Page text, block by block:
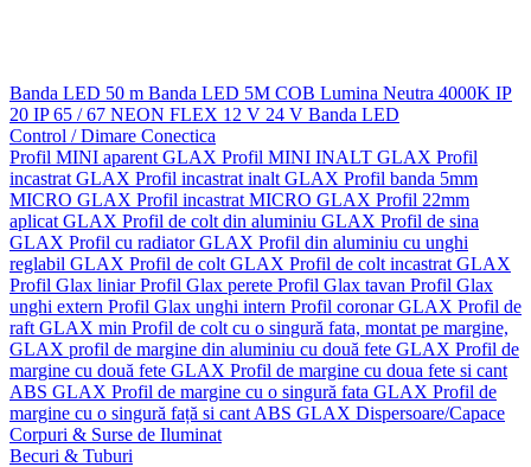
Banda LED 50 m Banda LED 5M COB Lumina Neutra 4000K IP
20 IP 65 / 67 NEON FLEX 12 V 24 V Banda LED
Control / Dimare Conectica
Profil MINI aparent GLAX Profil MINI INALT GLAX Profil
incastrat GLAX Profil incastrat inalt GLAX Profil banda 5mm
MICRO GLAX Profil incastrat MICRO GLAX Profil 22mm
aplicat GLAX Profil de colt din aluminiu GLAX Profil de sina
GLAX Profil cu radiator GLAX Profil din aluminiu cu unghi
reglabil GLAX Profil de colt GLAX Profil de colt incastrat GLAX
Profil Glax liniarProfil Glax perete Profil Glax tavan Profil Glax
unghi extern Profil Glax unghi intern Profil coronar GLAX Profil de
raft GLAX min Profil de colt cu o singură fata, montat pe margine,
GLAX profil de margine din aluminiu cu două fete GLAX Profil de
margine cu două fete GLAX Profil de margine cu doua fete si cant
ABS GLAX Profil de margine cu o singură fata GLAX Profil de
margine cu o singură față si cant ABS GLAX Dispersoare/Capace
Corpuri & Surse de Iluminat
Becuri & Tuburi